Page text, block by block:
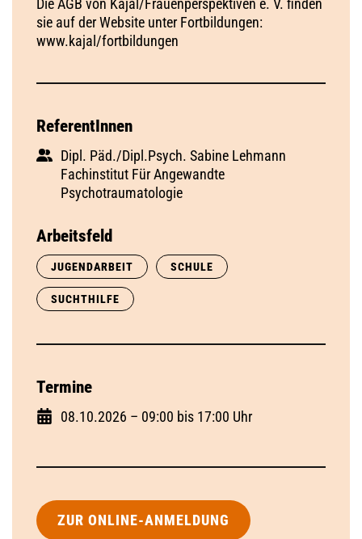
Die AGB von Kajal/Frauenperspektiven e. V. finden
sie auf der Website unter Fortbildungen:
www.kajal/fortbildungen
ReferentInnen
Dipl. Päd./Dipl.Psych. Sabine Lehmann
Fachinstitut Für Angewandte
Psychotraumatologie
Arbeitsfeld
JUGENDARBEIT SCHULE
SUCHTHILFE
Termine
08.10.2026 – 09:00 bis 17:00 Uhr
ZUR ONLINE-ANMELDUNG